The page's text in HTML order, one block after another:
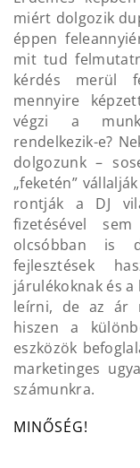
miért dolgozik
éppen
mit tud
kérdés merül
mennyire
végzi a
rendelkezik-e?
dolgozunk –
„feketén”
rontják a DJ
fizetésével
olcsóbban is
fejlesztések
járulékoknak és
leírni, de az ár
hiszen a
eszközök
marketinges
számunkra.
MINŐSÉG!